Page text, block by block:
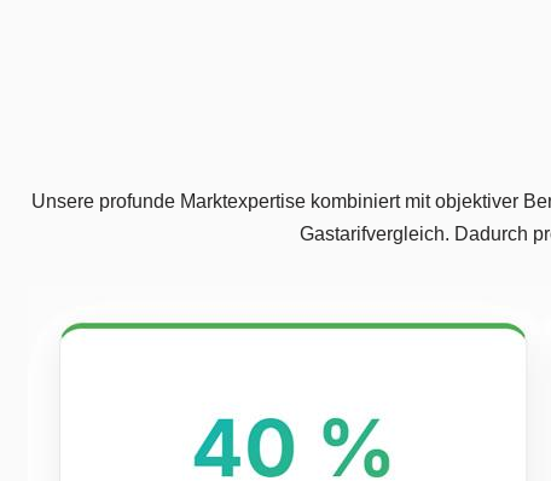
Unsere profunde Marktexpertise kombiniert mit objektiver
Gastarifvergleich. Dadurch